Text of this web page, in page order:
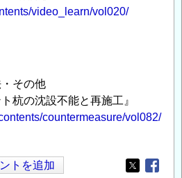
video_learn/vol020/
その他
杭の沈設不能と再施工』
countermeasure/vol082/
トを追加
Opens in